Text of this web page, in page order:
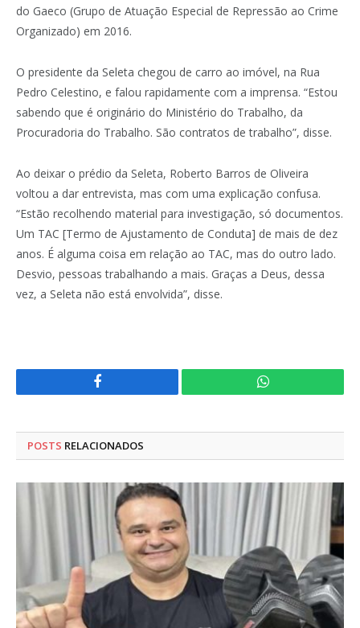
do Gaeco (Grupo de Atuação Especial de Repressão ao Crime
Organizado) em 2016.
O presidente da Seleta chegou de carro ao imóvel, na Rua
Pedro Celestino, e falou rapidamente com a imprensa. “Estou
sabendo que é originário do Ministério do Trabalho, da
Procuradoria do Trabalho. São contratos de trabalho”, disse.
Ao deixar o prédio da Seleta, Roberto Barros de Oliveira
voltou a dar entrevista, mas com uma explicação confusa.
“Estão recolhendo material para investigação, só documentos.
Um TAC [Termo de Ajustamento de Conduta] de mais de dez
anos. É alguma coisa em relação ao TAC, mas do outro lado.
Desvio, pessoas trabalhando a mais. Graças a Deus, dessa
vez, a Seleta não está envolvida”, disse.
Facebook WhatsApp
POSTS RELACIONADOS